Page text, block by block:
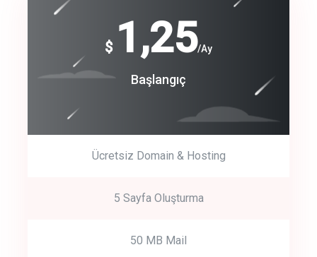
$ 1,25/Ay
Başlangıç
Ücretsiz Domain & Hosting
5 Sayfa Oluşturma
50 MB Mail
Free
Basic